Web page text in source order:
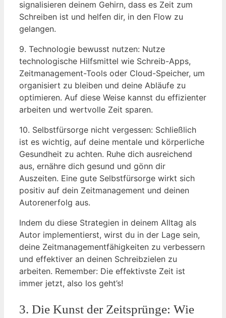
signalisieren deinem Gehirn, dass es Zeit zum
Schreiben ist und helfen dir, in den Flow zu
gelangen.
9. Technologie bewusst nutzen: Nutze
technologische Hilfsmittel wie Schreib-Apps,
Zeitmanagement-Tools oder Cloud-Speicher, um
organisiert zu bleiben und deine Abläufe zu
optimieren. Auf diese Weise kannst du effizienter
arbeiten und wertvolle Zeit sparen.
10. Selbstfürsorge nicht vergessen: Schließlich
ist es wichtig, auf deine mentale und körperliche
Gesundheit zu achten. Ruhe dich ausreichend
aus, ernähre dich gesund und gönn dir
Auszeiten. Eine gute Selbstfürsorge wirkt sich
positiv auf dein Zeitmanagement und deinen
Autorenerfolg aus.
Indem du diese Strategien in deinem Alltag als
Autor implementierst, wirst du in der Lage sein,
deine Zeitmanagementfähigkeiten zu verbessern
und effektiver an deinen Schreibzielen zu
arbeiten. Remember: Die effektivste Zeit ist
immer jetzt, also los geht’s!
3. Die Kunst der Zeitsprünge: Wie